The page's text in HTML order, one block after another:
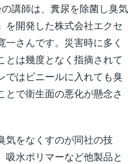
講師は、糞尿を除菌し臭気
を開発した株式会社エクセ
一さんです。災害時に多く
とは幾度となく指摘されて
ではビニールに入れても臭
とで衛生面の悪化が懸念さ
気をなくすのが同社の技
吸水ポリマーなど他製品と